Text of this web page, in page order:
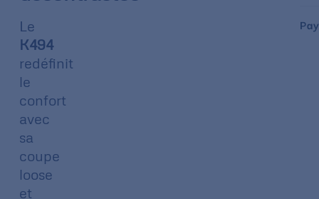
Le
K494
redéfinit
le
confort
avec
sa
coupe
loose
et